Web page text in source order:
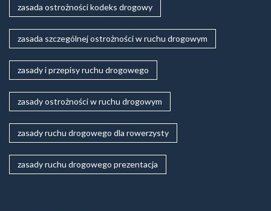
zasada ostrożności kodeks drogowy
zasada szczególnej ostrożności w ruchu drogowym
zasady i przepisy ruchu drogowego
zasady ostrożności w ruchu drogowym
zasady ruchu drogowego dla rowerzysty
zasady ruchu drogowego prezentacja